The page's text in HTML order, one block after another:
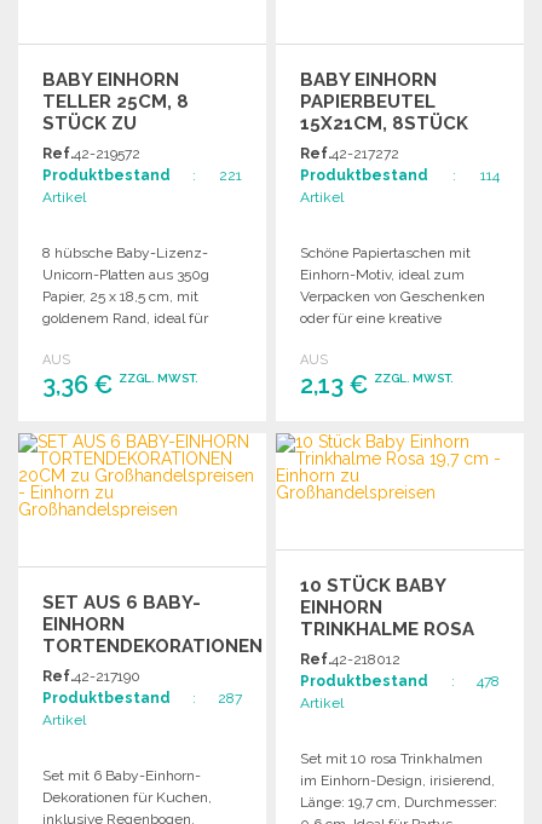
BABY EINHORN
TELLER 25CM, 8
STÜCK ZU
GROSSHANDELSPREISEN
Ref.42-219572
Produktbestand : 221
Artikel
8 hübsche Baby-Lizenz-
Unicorn-Platten aus 350g
Papier, 25 x 18,5 cm, mit
goldenem Rand, ideal für
AUS
3,36 € ZZGL. MWST.
BESTELLEN
Angebot anfordern
BABY EINHORN
PAPIERBEUTEL
15X21CM, 8STÜCK
Ref.42-217272
Produktbestand : 114
Artikel
Schöne Papiertaschen mit
Einhorn-Motiv, ideal zum
Verpacken von Geschenken
oder für eine kreative
cm.
AUS
2,13 € ZZGL. MWST.
BESTELLEN
Angebot anfordern
SET AUS 6 BABY-
EINHORN
TORTENDEKORATIONEN
20CM ZU
GROSSHANDELSPREISEN
Ref.42-217190
Produktbestand : 287
Artikel
Set mit 6 Baby-Einhorn-
Dekorationen für Kuchen,
inklusive Regenbogen,
10 STÜCK BABY
EINHORN
TRINKHALME ROSA
19,7 CM ZU
GROSSHANDELSPREISEN
Ref.42-218012
Produktbestand : 478
Artikel
Set mit 10 rosa Trinkhalmen
im Einhorn-Design, irisierend,
Länge: 19,7 cm, Durchmesser: